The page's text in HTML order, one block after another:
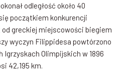
odległość około 40
początkiem konkurencji
greckiej miejscowości biegiem
wyczyn Filippidesa powtórzono
Olimpijskich w 1896
42,195 km.